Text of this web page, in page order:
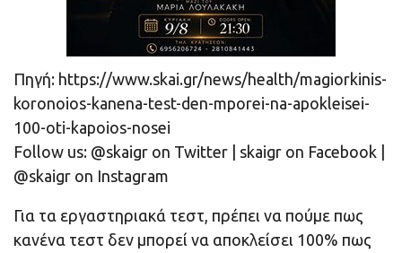
Πηγή: https://www.skai.gr/news/health/magiorkinis-
koronoios-kanena-test-den-mporei-na-apokleisei-
100-oti-kapoios-nosei
Follow us: @skaigr on Twitter | skaigr on Facebook |
@skaigr on Instagram
Για τα εργαστηριακά τεστ, πρέπει να πούμε πως
κανένα τεστ δεν μπορεί να αποκλείσει 100% πως